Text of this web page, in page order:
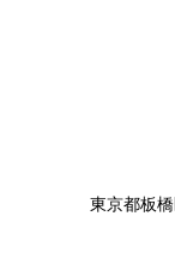
東京都板